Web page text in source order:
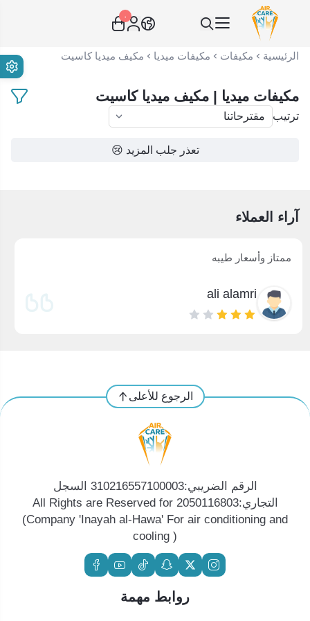
عناية الهواء | شريك سكني الاستراتيجي
٠
الرئيسية مكيفات مكيفات ميديا مكيف ميديا كاسيت
مكيفات ميديا | مكيف ميديا كاسيت
ترتيب
تعذر جلب المزيد 😢
آراء العملاء
ممتاز وأسعار طيبه
ali alamri
الرجوع للأعلى
الرقم الضريبي:310216557100003 السجل
التجاري:2050116803 All Rights are Reserved for
(Company 'Inayah al-Hawa' For air conditioning and
cooling )
روابط مهمة